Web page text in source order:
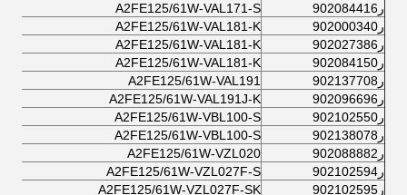
ر902084416
A2FE125/61W-VAL171-S
ر902000340
A2FE125/61W-VAL181-K
ر902027386
A2FE125/61W-VAL181-K
ر902084150
A2FE125/61W-VAL181-K
ر902137708
A2FE125/61W-VAL191
ر902096696
A2FE125/61W-VAL191J-K
ر902102550
A2FE125/61W-VBL100-S
ر902138078
A2FE125/61W-VBL100-S
ر902088882
A2FE125/61W-VZL020
ر902102594
A2FE125/61W-VZL027F-S
ر902102595
A2FE125/61W-VZL027F-SK